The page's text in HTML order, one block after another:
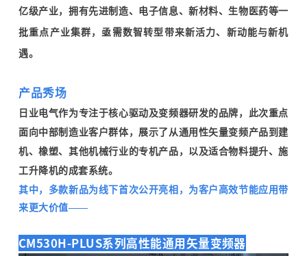
亿级产业，拥有先进制造、电子信息、新材料、生物医药等一
批重点产业集群， 亟需数智转型带来新活力、新动能与新机
遇。
产品秀场
日业电气作为专注于核心驱动及变频器研发的品牌，此次重点
面向中部制造业客户群体，展示了从通用性矢量变频产品到建
机、橡塑、其他机械行业的专机产品，以及适合物料提升、施
工升降机的成套系统。
其中， 多款新品为线下首次公开亮相，为客户高效节能应用带
来更大价值——
CM530H-PLUS系列高性能通用矢量变频器